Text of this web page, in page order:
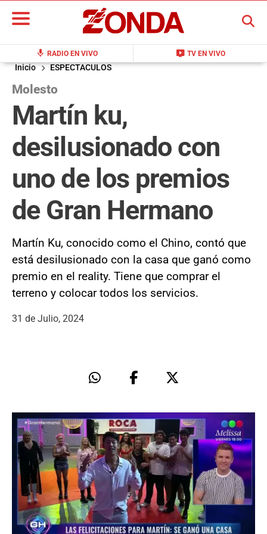
mic RADIO EN VIVO live_tv TV EN VIVO
BUSCAR
Inicio ESPECTACULOS
Molesto
Martín ku,
desilusionado con
uno de los premios
de Gran Hermano
Martín Ku, conocido como el Chino, contó que
está desilusionado con la casa que ganó como
premio en el reality. Tiene que comprar el
terreno y colocar todos los servicios.
31 de Julio, 2024